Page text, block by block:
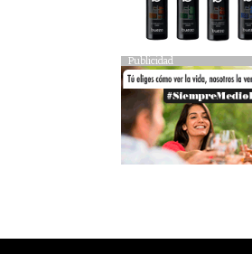
Publicidad